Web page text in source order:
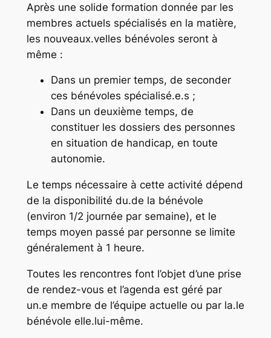
Après une solide formation donnée par les
membres actuels spécialisés en la matière,
les nouveaux.velles bénévoles seront à
même :
Dans un premier temps, de seconder
ces bénévoles spécialisé.e.s ;
Dans un deuxième temps, de
constituer les dossiers des personnes
en situation de handicap, en toute
autonomie.
Le temps nécessaire à cette activité dépend
de la disponibilité du.de la bénévole
(environ 1/2 journée par semaine), et le
temps moyen passé par personne se limite
généralement à 1 heure.
Toutes les rencontres font l’objet d’une prise
de rendez-vous et l’agenda est géré par
un.e membre de l’équipe actuelle ou par la.le
bénévole elle.lui-même.